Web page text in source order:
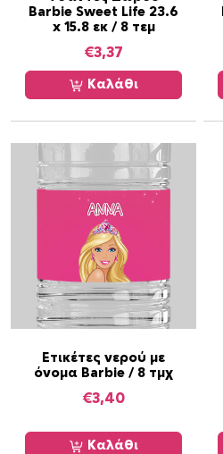
Barbie Sweet Life 23.6
x 15.8 εκ / 8 τεμ
€3,37
Καλάθι
Ετικέτες νερού με
όνομα Barbie / 8 τμχ
€3,40
Καλάθι